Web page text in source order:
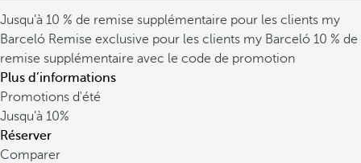
Jusqu’à 10 % de remise supplémentaire pour les clients my
Barceló Remise exclusive pour les clients my Barceló 10 % de
remise supplémentaire avec le code de promotion
Plus d’informations
Promotions d'été
Jusqu’à 10%
Réserver
Comparer